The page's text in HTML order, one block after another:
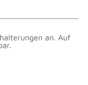
an. Auf